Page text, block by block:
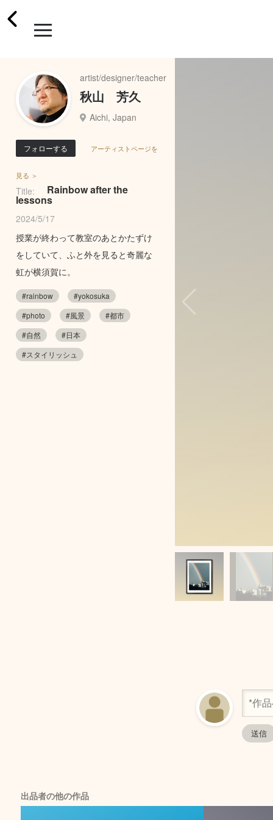
artist/designer/teacher
秋山 芳久
Aichi, Japan
フォローする アーティストページを
見る ＞
Title: Rainbow after the
lessons
2024/5/17
授業が終わって教室のあとかたずけ
をしていて、ふと外を見ると奇麗な
虹が横須賀に。
#rainbow
#yokosuka
#photo
#風景
#都市
#自然
#日本
#スタイリッシュ
出品者の他の作品